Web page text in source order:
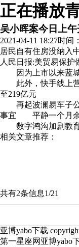
正在播放
吴小晖案今日上
2021-04-11 18:27时间
居民自有住房没纳入
人民日报:美贸易保护
因为上市以来蓝城
此外，快手线上
至219亿元
再起波澜易车子公
事宜 平静一个月余
数字鸿沟加剧教
相关文章推荐：
共有2条信息1/21
亚博yabo下载
第一星座网亚博yabo